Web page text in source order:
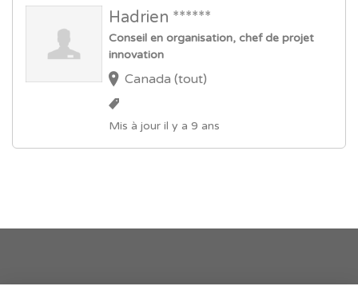
Hadrien ******
Conseil en organisation, chef de projet
innovation
Canada (tout)
Mis à jour il y a 9 ans